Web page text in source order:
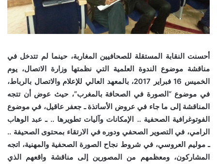
أحسنت النقابة المستقلة للصحافيين المغاربة، حينما لم تتدخل في
مناقشة موضوع الندوة العلمية التي نظمتها وزارة الاتصال، يوم
الخميس 16 فبراير 2017، بالمعهد العالي للإعلام والاتصال بالرباط،
في موضوع “الصورة في الصحافة بالمغرب”، حيث عوض أن تتجه
المناقشة إلى ما جاء في عروض الأساتذة ـ جعفر عاقيل، في موضوع
الفوتوغرافية الصحفية .. الإمكانات وآليات تطويرها .. ـ عبد الوهاب
الرامي، في التصوير الصحفي ودوره في الارتقاء بمحتوى الصحيفة ..
ـ موليم العروسي، في شروط نجاح الصورة الصحفية والمهنية، اتجه
المشاركون، ومعظمهم من المصورين إلى مناقشة واقعهم الذي